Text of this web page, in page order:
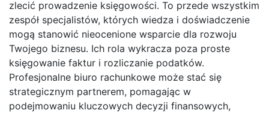
zlecić prowadzenie księgowości. To przede wszystkim
zespół specjalistów, których wiedza i doświadczenie
mogą stanowić nieocenione wsparcie dla rozwoju
Twojego biznesu. Ich rola wykracza poza proste
księgowanie faktur i rozliczanie podatków.
Profesjonalne biuro rachunkowe może stać się
strategicznym partnerem, pomagając w
podejmowaniu kluczowych decyzji finansowych,